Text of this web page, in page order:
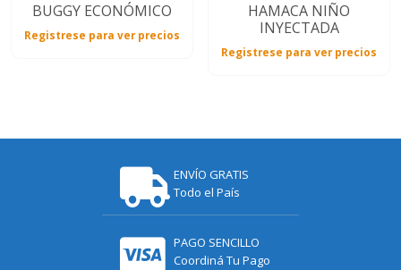
BUGGY ECONÓMICO
Registrese para ver precios
HAMACA NIÑO
INYECTADA
Registrese para ver precios
ENVÍO GRATIS
Todo el País
PAGO SENCILLO
Coordiná Tu Pago